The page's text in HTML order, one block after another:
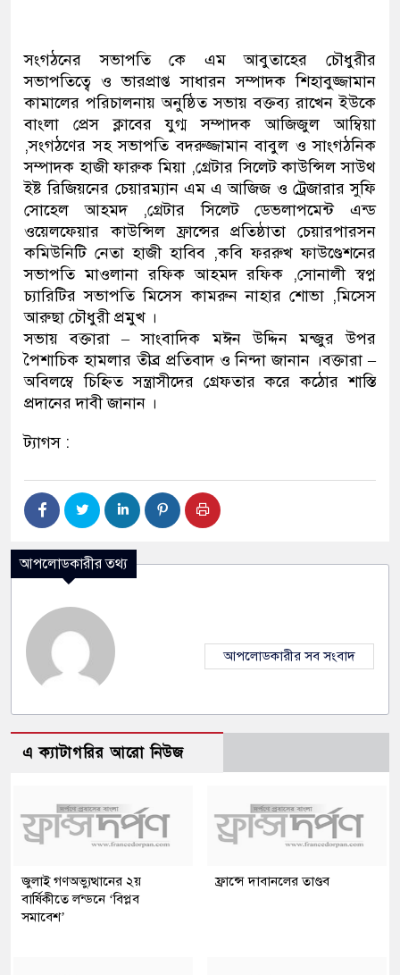
সংগঠনের সভাপতি কে এম আবুতাহের চৌধুরীর
সভাপতিত্বে ও ভারপ্রাপ্ত সাধারন সম্পাদক শিহাবুজ্জামান
কামালের পরিচালনায় অনুষ্ঠিত সভায় বক্তব্য রাখেন ইউকে
বাংলা প্রেস ক্লাবের যুগ্ম সম্পাদক আজিজুল আম্বিয়া
,সংগঠণের সহ সভাপতি বদরুজ্জামান বাবুল ও সাংগঠনিক
সম্পাদক হাজী ফারুক মিয়া ,গ্রেটার সিলেট কাউন্সিল সাউথ
ইষ্ট রিজিয়নের চেয়ারম্যান এম এ আজিজ ও ট্রেজারার সুফি
সোহেল আহমদ ,গ্রেটার সিলেট ডেভলাপমেন্ট এন্ড
ওয়েলফেয়ার কাউন্সিল ফ্রান্সের প্রতিষ্ঠাতা চেয়ারপারসন
কমিউনিটি নেতা হাজী হাবিব ,কবি ফররুখ ফাউণ্ডেশনের
সভাপতি মাওলানা রফিক আহমদ রফিক ,সোনালী স্বপ্ন
চ্যারিটির সভাপতি মিসেস কামরুন নাহার শোভা ,মিসেস
আরুছা চৌধুরী প্রমুখ ।
সভায় বক্তারা – সাংবাদিক মঈন উদ্দিন মন্জুর উপর
পৈশাচিক হামলার তীব্র প্রতিবাদ ও নিন্দা জানান ।বক্তারা –
অবিলম্বে চিহ্নিত সন্ত্রাসীদের গ্রেফতার করে কঠোর শাস্তি
প্রদানের দাবী জানান ।
ট্যাগস :
আপলোডকারীর তথ্য
আপলোডকারীর সব সংবাদ
এ ক্যাটাগরির আরো নিউজ
জুলাই গণঅভ্যুত্থানের ২য়
বার্ষিকীতে লন্ডনে ‘বিপ্লব
সমাবেশ’
ফ্রান্সে দাবানলের তাণ্ডব